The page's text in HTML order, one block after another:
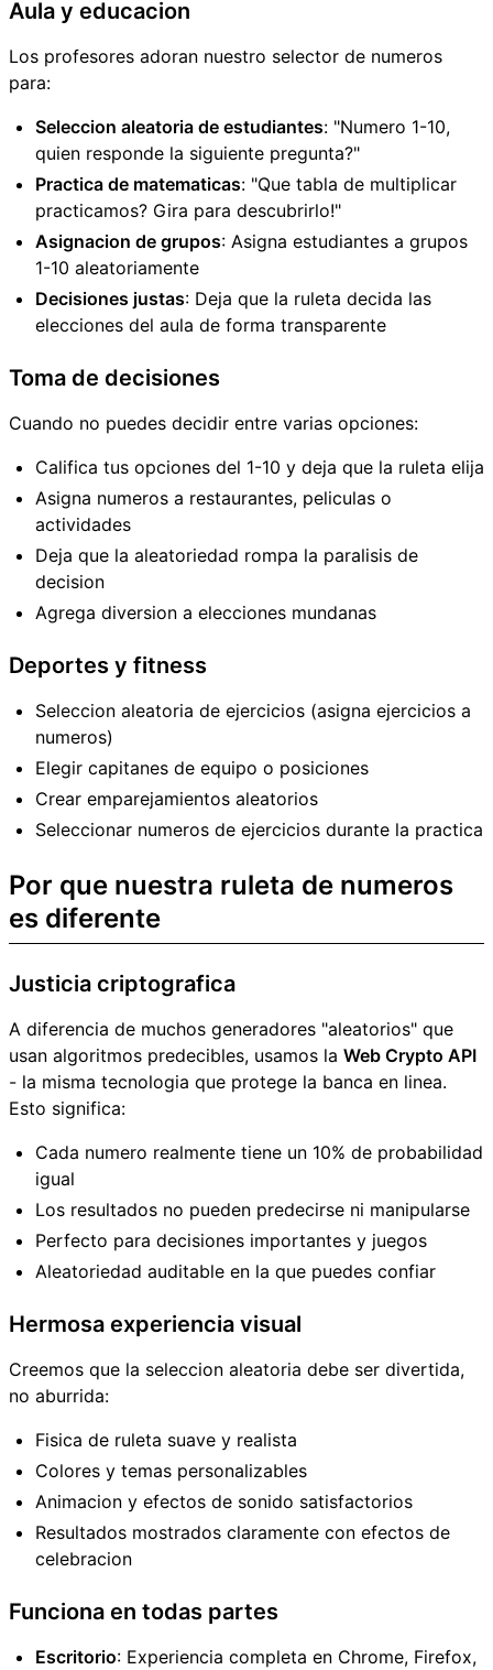
Aula y educacion
Los profesores adoran nuestro selector de numeros
para:
Seleccion aleatoria de estudiantes: "Numero 1-10,
quien responde la siguiente pregunta?"
Practica de matematicas: "Que tabla de multiplicar
practicamos? Gira para descubrirlo!"
Asignacion de grupos: Asigna estudiantes a grupos
1-10 aleatoriamente
Decisiones justas: Deja que la ruleta decida las
elecciones del aula de forma transparente
Toma de decisiones
Cuando no puedes decidir entre varias opciones:
Califica tus opciones del 1-10 y deja que la ruleta elija
Asigna numeros a restaurantes, peliculas o
actividades
Deja que la aleatoriedad rompa la paralisis de
decision
Agrega diversion a elecciones mundanas
Deportes y fitness
Seleccion aleatoria de ejercicios (asigna ejercicios a
numeros)
Elegir capitanes de equipo o posiciones
Crear emparejamientos aleatorios
Seleccionar numeros de ejercicios durante la practica
Por que nuestra ruleta de numeros
es diferente
Justicia criptografica
A diferencia de muchos generadores "aleatorios" que
usan algoritmos predecibles, usamos la Web Crypto API
- la misma tecnologia que protege la banca en linea.
Esto significa:
Cada numero realmente tiene un 10% de probabilidad
igual
Los resultados no pueden predecirse ni manipularse
Perfecto para decisiones importantes y juegos
Aleatoriedad auditable en la que puedes confiar
Hermosa experiencia visual
Creemos que la seleccion aleatoria debe ser divertida,
no aburrida:
Fisica de ruleta suave y realista
Colores y temas personalizables
Animacion y efectos de sonido satisfactorios
Resultados mostrados claramente con efectos de
celebracion
Funciona en todas partes
Escritorio: Experiencia completa en Chrome, Firefox,